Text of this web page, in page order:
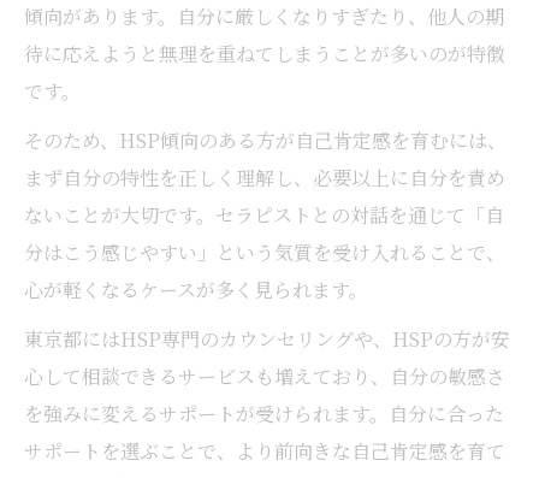
傾向があります。自分に厳しくなりすぎたり、他人の期
待に応えようと無理を重ねてしまうことが多いのが特徴
です。
そのため、HSP傾向のある方が自己肯定感を育むには、
まず自分の特性を正しく理解し、必要以上に自分を責め
ないことが大切です。セラピストとの対話を通じて「自
分はこう感じやすい」という気質を受け入れることで、
心が軽くなるケースが多く見られます。
東京都にはHSP専門のカウンセリングや、HSPの方が安
心して相談できるサービスも増えており、自分の敏感さ
を強みに変えるサポートが受けられます。自分に合った
サポートを選ぶことで、より前向きな自己肯定感を育て